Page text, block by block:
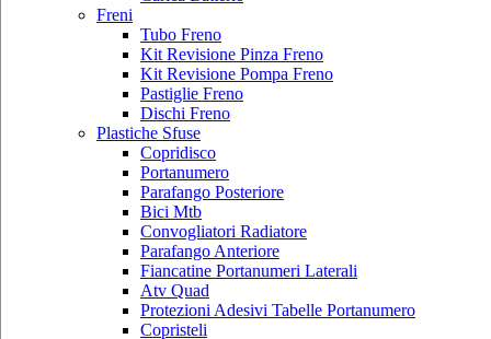
Freni
Tubo Freno
Kit Revisione Pinza Freno
Kit Revisione Pompa Freno
Pastiglie Freno
Dischi Freno
Plastiche Sfuse
Copridisco
Portanumero
Parafango Posteriore
Bici Mtb
Convogliatori Radiatore
Parafango Anteriore
Fiancatine Portanumeri Laterali
Atv Quad
Protezioni Adesivi Tabelle Portanumero
Copristeli